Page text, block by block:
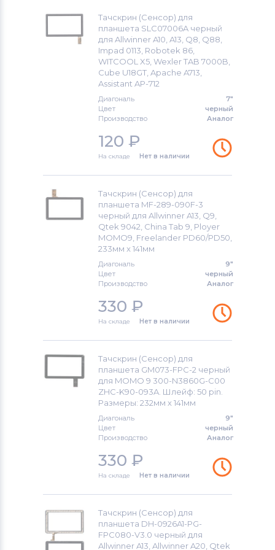
Тачскрины для планшетовHP
Все бренды
Тачскрины для планшетовAinol
Тачскрины для планшетов
Тачскрины для планшетов
Тачскрины для планшетовDell
Тачскрины для планшетовArchos
Тачскрины для планшетовMegafon
Тачскрины для планшетов
Тачскрины для планшетов
Тачскрины для планшетов
Тачскрины для планшетовApple
Тачскрины для планшетов DPT
Тачскрины для планшетов
Тачскрины для планшетов
Ericsson
Тачскрины для планшетовAmoi
Тачскрин (Сенсор) для
планшета SLC07006A черный
для Allwinner A10, A13, Q8, Q88,
Impad 0113, Robotek 86,
WITCOOL X5, Wexler TAB 7000B,
Cube U18GT, Apache A713,
Assistant AP-712
Диагональ
7"
Цвет
черный
Производство
Аналог
120 ₽
На складе Нет в наличии
Тачскрин (Сенсор) для
планшета MF-289-090F-3
черный для Allwinner A13, Q9,
Qtek 9042, China Tab 9, Ployer
MOMO9, Freelander PD60/PD50,
233мм x 141мм
Диагональ
9"
Цвет
черный
Производство
Аналог
330 ₽
На складе Нет в наличии
Тачскрин (Сенсор) для
планшета GM073-FPC-2 черный
для MOMO 9 300-N3860G-C00
ZHC-K90-093A. Шлейф: 50 pin.
Размеры: 232мм х 141мм
Диагональ
9"
Цвет
черный
Производство
Аналог
330 ₽
На складе Нет в наличии
Тачскрин (Сенсор) для
планшета DH-0926A1-PG-
FPC080-V3.0 черный для
Allwinner A13, Allwinner A20, Qtek